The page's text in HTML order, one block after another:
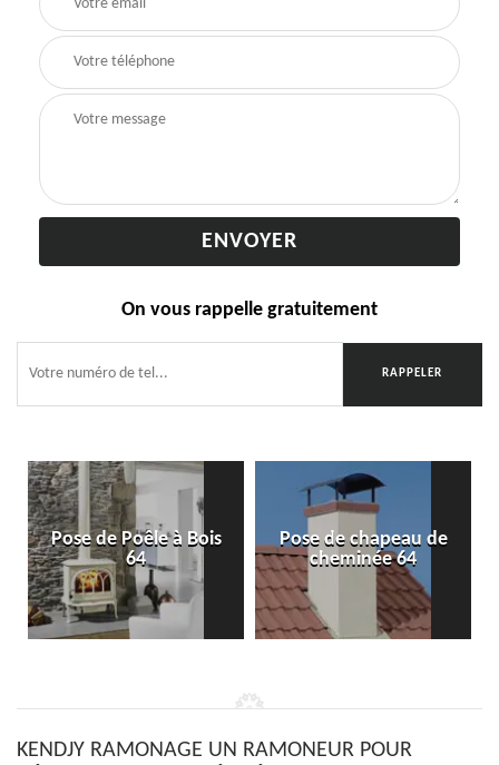
On vous rappelle gratuitement
Pose de Poêle à Bois
64
Pose de chapeau de
cheminée 64
KENDJY RAMONAGE UN RAMONEUR POUR